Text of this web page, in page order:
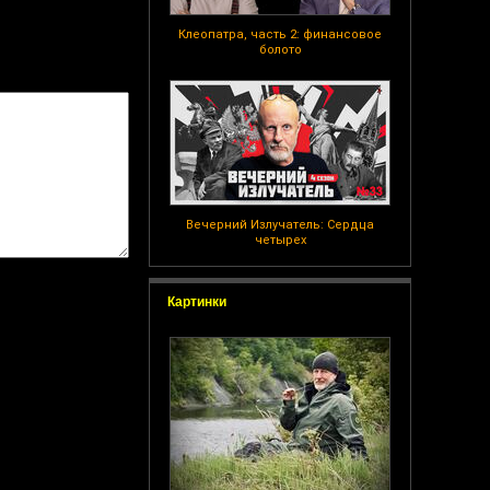
Клеопатра, часть 2: финансовое
болото
Вечерний Излучатель: Сердца
четырех
Картинки